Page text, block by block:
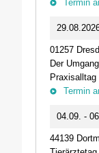
Termin
01257
Der
Praxisalltag
Termin
04.09. -
44139